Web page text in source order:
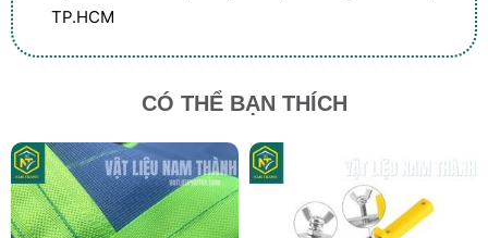
TP.HCM
CÓ THỂ BẠN THÍCH